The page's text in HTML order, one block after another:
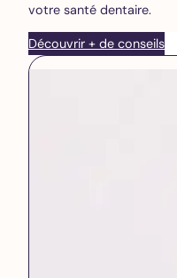
votre santé dentaire.
Découvrir + de conseils